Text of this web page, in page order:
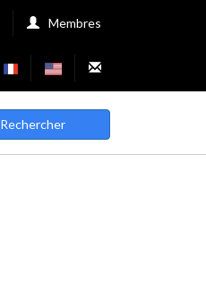
Membres
Rechercher